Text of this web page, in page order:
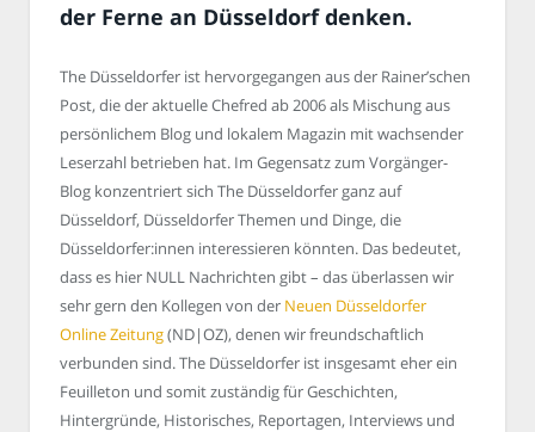
der Ferne an Düsseldorf denken.
The Düsseldorfer ist hervorgegangen aus der Rainer’schen
Post, die der aktuelle Chefred ab 2006 als Mischung aus
persönlichem Blog und lokalem Magazin mit wachsender
Leserzahl betrieben hat. Im Gegensatz zum Vorgänger-
Blog konzentriert sich The Düsseldorfer ganz auf
Düsseldorf, Düsseldorfer Themen und Dinge, die
Düsseldorfer:innen interessieren könnten. Das bedeutet,
dass es hier NULL Nachrichten gibt – das überlassen wir
sehr gern den Kollegen von der Neuen Düsseldorfer
Online Zeitung(ND|OZ), denen wir freundschaftlich
verbunden sind. The Düsseldorfer ist insgesamt eher ein
Feuilleton und somit zuständig für Geschichten,
Hintergründe, Historisches, Reportagen, Interviews und